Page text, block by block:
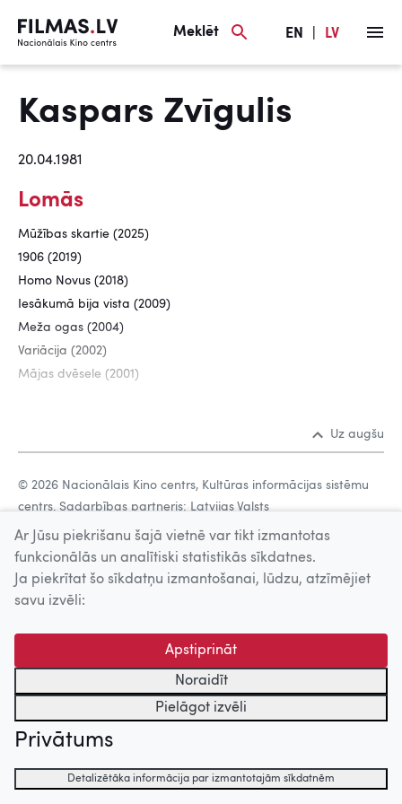
Meklēt EN LV
Kaspars Zvīgulis
20.04.1981
Lomās
Mūžības skartie (2025)
1906 (2019)
Homo Novus (2018)
Iesākumā bija vista (2009)
Meža ogas (2004)
Variācija (2002)
Mājas dvēsele (2001)
Uz augšu
© 2026 Nacionālais Kino centrs, Kultūras informācijas sistēmu
centrs. Sadarbības partneris: Latvijas Valsts
kinofotofonodokumentu arhīvs.
Ar Jūsu piekrišanu šajā vietnē var tikt izmantotas
funkcionālās un analītiski statistikās sīkdatnes.
Ja piekrītat šo sīkdatņu izmantošanai, lūdzu, atzīmējiet
savu izvēli:
Apstiprināt
Noraidīt
Pielāgot izvēli
Privātums
Detalizētāka informācija par izmantotajām sīkdatnēm